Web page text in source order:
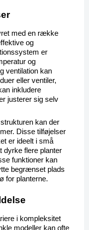
med en række
og
er
og
ventilation kan
eller ventiler,
inkludere
justerer sig selv
kan der
Disse tilføjelser
er ideelt i små
dyrke flere planter
funktioner kan
begrænset plads
for planterne.
i kompleksitet
modeller kan ofte